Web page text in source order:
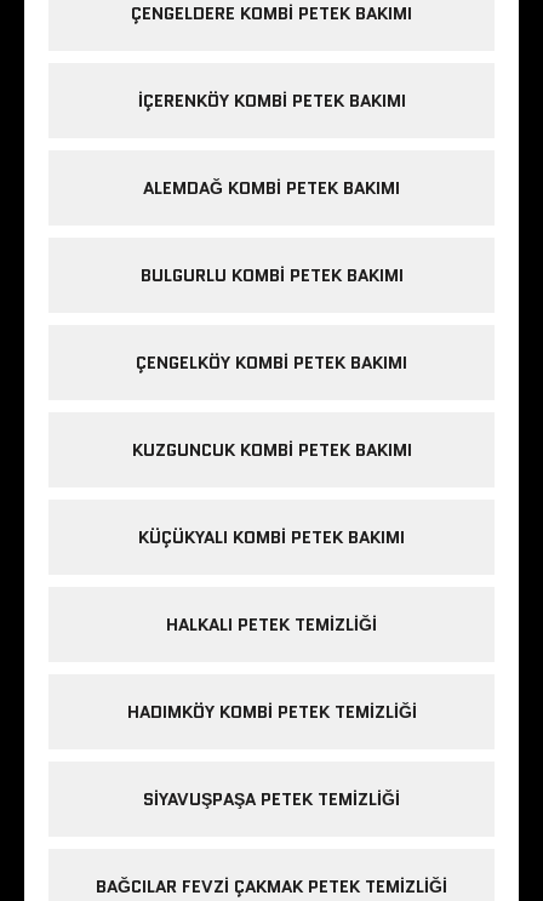
ÇENGELDERE KOMBI PETEK BAKIMI
IÇERENKÖY KOMBI PETEK BAKIMI
ALEMDAĞ KOMBI PETEK BAKIMI
BULGURLU KOMBI PETEK BAKIMI
ÇENGELKÖY KOMBI PETEK BAKIMI
KUZGUNCUK KOMBI PETEK BAKIMI
KÜÇÜKYALI KOMBI PETEK BAKIMI
HALKALI PETEK TEMIZLIĞI
HADIMKÖY KOMBI PETEK TEMIZLIĞI
SIYAVUŞPAŞA PETEK TEMIZLIĞI
BAĞCILAR FEVZI ÇAKMAK PETEK TEMIZLIĞI